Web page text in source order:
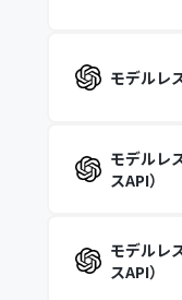
モデルレ
モデルレ
スAPI）
モデルレ
スAPI）